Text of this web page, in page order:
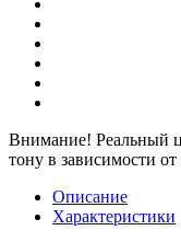
Внимание! Реальный
тону в зависимости
Описание
Характеристики